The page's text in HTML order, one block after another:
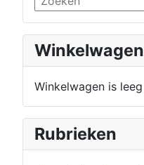
Winkelwagen
Winkelwagen is leeg
Rubrieken